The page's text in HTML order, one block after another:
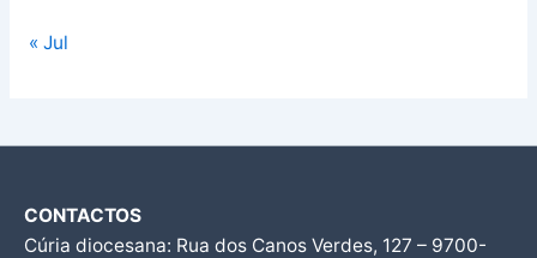
« Jul
CONTACTOS
Cúria diocesana: Rua dos Canos Verdes, 127 – 9700-